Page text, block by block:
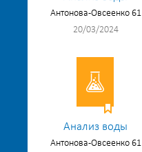
Антонова-Овсеенко 61
20/03/2024
Анализ воды
Антонова-Овсеенко 61